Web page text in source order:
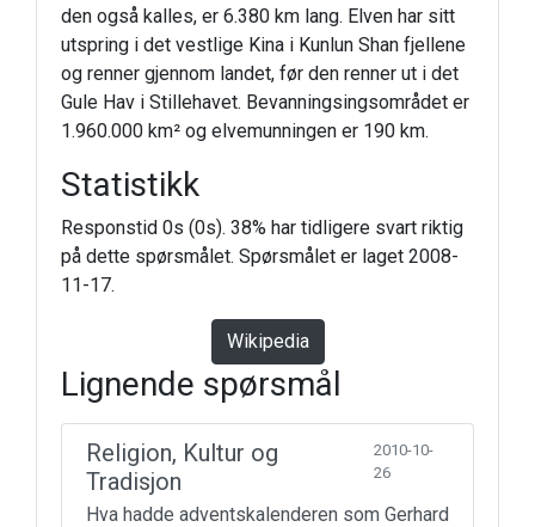
den også kalles, er 6.380 km lang. Elven har sitt
utspring i det vestlige Kina i Kunlun Shan fjellene
og renner gjennom landet, før den renner ut i det
Gule Hav i Stillehavet. Bevanningsingsområdet er
1.960.000 km² og elvemunningen er 190 km.
Statistikk
Responstid 0s (0s). 38% har tidligere svart riktig
på dette spørsmålet. Spørsmålet er laget 2008-
11-17.
Wikipedia
Lignende spørsmål
Religion, Kultur og
Tradisjon
2010-10-
26
Hva hadde adventskalenderen som Gerhard